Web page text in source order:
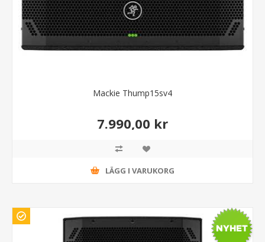
Mackie Thump15sv4
7.990,00 kr
LÄGG I VARUKORG